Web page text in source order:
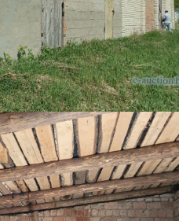
область,
р-н, д. Ковшово,
с/с, ул. Центральная